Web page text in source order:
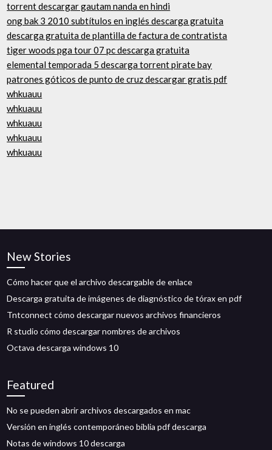
torrent descargar gautam nanda en hindi
ong bak 3 2010 subtítulos en inglés descarga gratuita
descarga gratuita de plantilla de factura de contratista
tiger woods pga tour 07 pc descarga gratuita
elemental temporada 5 descarga torrent pirate bay
patrones góticos de punto de cruz descargar gratis pdf
whkuauu
whkuauu
whkuauu
whkuauu
whkuauu
New Stories
Cómo hacer que el archivo descargable de enlace
Descarga gratuita de imágenes de diagnóstico de tórax en pdf
Tntconnect cómo descargar nuevos archivos financieros
R studio cómo descargar nombres de archivos
Octava descarga windows 10
Featured
No se pueden abrir archivos descargados en mac
Versión en inglés contemporáneo biblia pdf descarga
Notas de windows 10 descarga